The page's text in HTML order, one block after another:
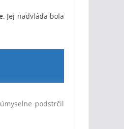
. Jej nadvláda bola
podstrčil